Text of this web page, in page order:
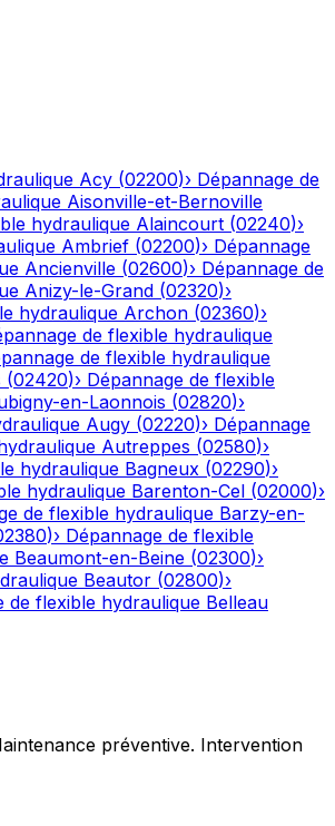
Acy (02200)› Dépannage de
Aisonville-et-Bernoville
hydraulique Alaincourt (02240)›
Ambrief (02200)› Dépannage
Ancienville (02600)› Dépannage de
Anizy-le-Grand (02320)›
hydraulique Archon (02360)›
de flexible hydraulique
de flexible hydraulique
(02420)› Dépannage de flexible
en-Laonnois (02820)›
Augy (02220)› Dépannage
Autreppes (02580)›
hydraulique Bagneux (02290)›
hydraulique Barenton-Cel (02000)›
de flexible hydraulique Barzy-en-
)› Dépannage de flexible
Beaumont-en-Beine (02300)›
Beautor (02800)›
de flexible hydraulique Belleau
préventive. Intervention